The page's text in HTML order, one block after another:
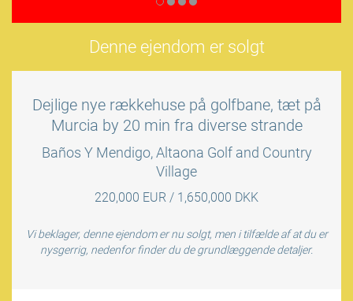
Denne ejendom er solgt
Dejlige nye rækkehuse på golfbane, tæt på
Murcia by 20 min fra diverse strande
Baños Y Mendigo, Altaona Golf and Country
Village
220,000 EUR / 1,650,000 DKK
Vi beklager, denne ejendom er nu solgt, men i tilfælde af at du er
nysgerrig, nedenfor finder du de grundlæggende detaljer.